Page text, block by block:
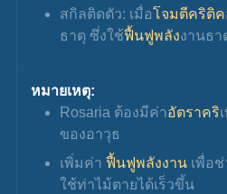
สกิลติดตัว: เมื่อโจมตีคริติ
ธาตุ ซึ่งใช้ฟื้นฟูพลังงานธา
หมายเหตุ:
Rosaria ต้องมีค่าอัตราคริ
ของอาวุธ
เพิ่มค่า ฟื้นฟูพลังงาน เพื่อ
ใช้ท่าไม้ตายได้เร็วขึ้น